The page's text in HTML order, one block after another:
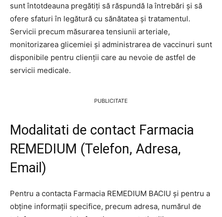
sunt întotdeauna pregătiți să răspundă la întrebări și să
ofere sfaturi în legătură cu sănătatea și tratamentul.
Servicii precum măsurarea tensiunii arteriale,
monitorizarea glicemiei și administrarea de vaccinuri sunt
disponibile pentru clienții care au nevoie de astfel de
servicii medicale.
PUBLICITATE
Modalitati de contact Farmacia
REMEDIUM (Telefon, Adresa,
Email)
Pentru a contacta Farmacia REMEDIUM BACIU și pentru a
obține informații specifice, precum adresa, numărul de